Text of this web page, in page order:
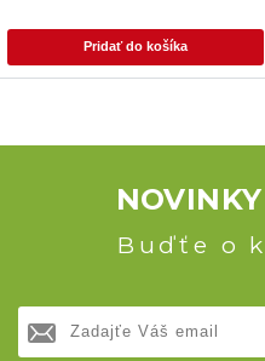
Pridať do košíka
Buďťe o